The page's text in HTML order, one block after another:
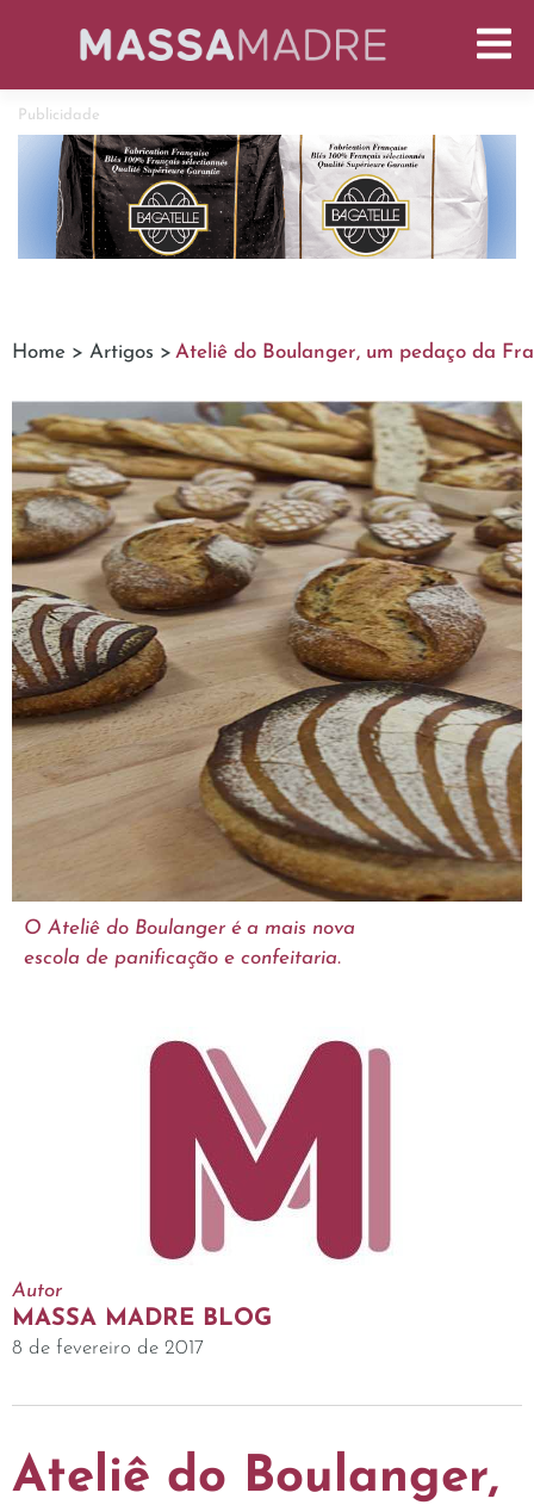
Publicidade
Home > Artigos > Ateliê do Boulanger, um pedaço da
O Ateliê do Boulanger é a mais nova
escola de panificação e confeitaria.
Autor
MASSA MADRE BLOG
8 de fevereiro de 2017
Ateliê do Boulanger,